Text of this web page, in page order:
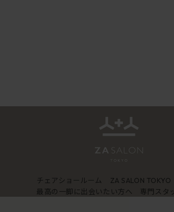
チェアショールーム ZA SALON TOKYO
最高の一脚に出会いたい方へ 専門スタ